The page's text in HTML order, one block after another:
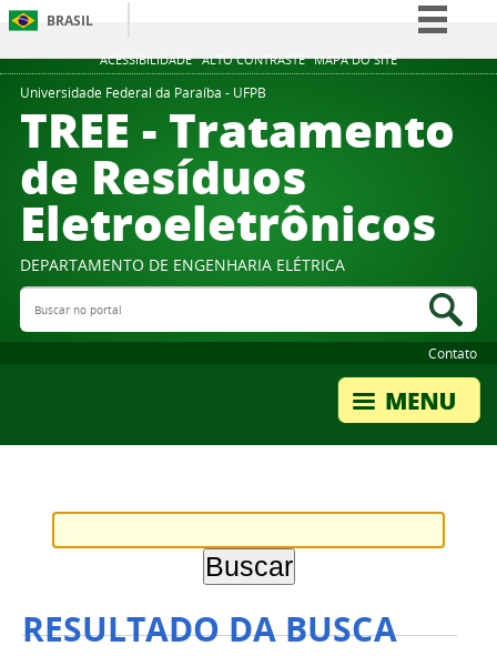
ACESSIBILIDADE ALTO CONTRASTE MAPA DO SITE
BRASIL
Simplifique!
Participe
Canais
Universidade Federal da Paraíba - UFPB
TREE - Tratamento
de Resíduos
Eletroeletrônicos
DEPARTAMENTO DE ENGENHARIA ELÉTRICA
Buscar no portal
Contato
RESULTADO DA BUSCA